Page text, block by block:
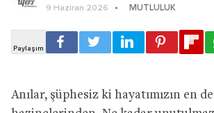
9 Haziran 2026 MUTLULUK
Anılar, şüphesiz ki hayatımızın en